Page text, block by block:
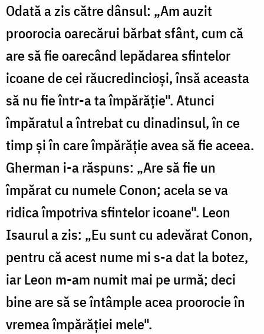
Odată a zis către dânsul: „Am auzit
proorocia oarecărui bărbat sfânt, cum că
are să fie oarecând lepădarea sfintelor
icoane de cei răucredincioși, însă aceasta
să nu fie într-a ta împărăție". Atunci
împăratul a întrebat cu dinadinsul, în ce
timp și în care împărăție avea să fie aceea.
Gherman i-a răspuns: „Are să fie un
împărat cu numele Conon; acela se va
ridica împotriva sfintelor icoane". Leon
Isaurul a zis: „Eu sunt cu adevărat Conon,
pentru că acest nume mi s-a dat la botez,
iar Leon m-am numit mai pe urmă; deci
bine are să se întâmple acea proorocie în
vremea împărăției mele".